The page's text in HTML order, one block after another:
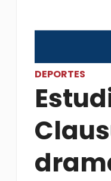
DEPORTES